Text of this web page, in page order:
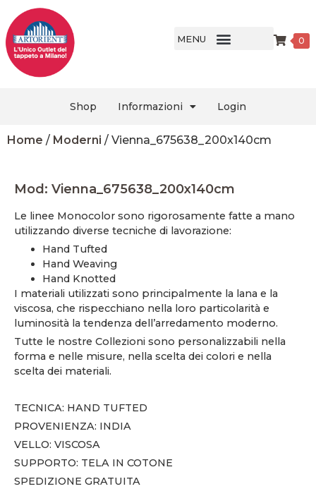
MENU 0
Shop Informazioni Login
Home / Moderni / Vienna_675638_200x140cm
Mod: Vienna_675638_200x140cm
Le linee Monocolor sono rigorosamente fatte a mano
utilizzando diverse tecniche di lavorazione:
Hand Tufted
Hand Weaving
Hand Knotted
I materiali utilizzati sono principalmente la lana e la
viscosa, che rispecchiano nella loro particolarità e
luminosità la tendenza dell’arredamento moderno.
Tutte le nostre Collezioni sono personalizzabili nella
forma e nelle misure, nella scelta dei colori e nella
scelta dei materiali.
TECNICA: HAND TUFTED
PROVENIENZA: INDIA
VELLO: VISCOSA
SUPPORTO: TELA IN COTONE
SPEDIZIONE GRATUITA